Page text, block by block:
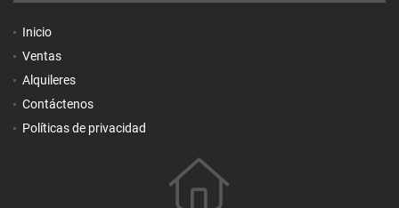
Inicio
Ventas
Alquileres
Contáctenos
Políticas de privacidad